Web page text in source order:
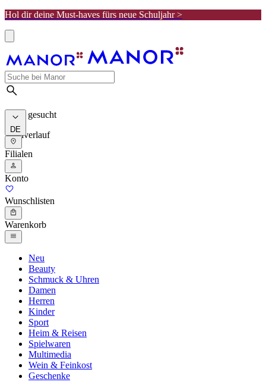
Hol dir deine Must-haves fürs neue Schuljahr >
Meist gesucht
Suchverlauf
DE
Filialen
Konto
Wunschlisten
Warenkorb
Neu
Beauty
Schmuck & Uhren
Damen
Herren
Kinder
Sport
Heim & Reisen
Spielwaren
Multimedia
Wein & Feinkost
Geschenke